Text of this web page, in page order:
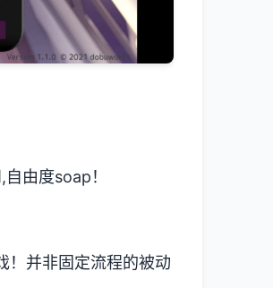
由度soap！
！并非固定流程的被动